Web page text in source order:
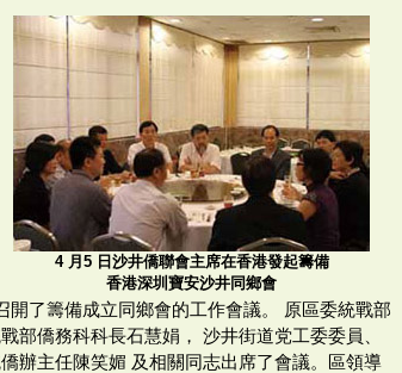
4 月5 日沙井僑聯會主席在香港發起籌備
香港深圳寶安沙井同鄉會
開了籌備成立同鄉會的工作會議。 原區委統戰部
部僑務科科長石慧娟， 沙井街道党工委委員、
辦主任陳笑媚 及相關同志出席了會議。區領導